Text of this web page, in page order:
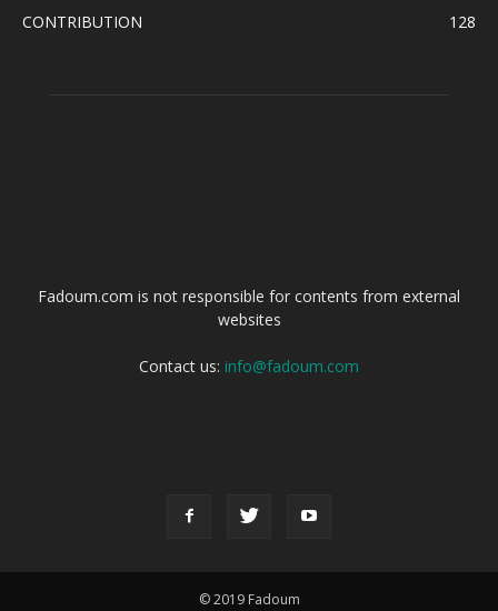
CONTRIBUTION
128
Fadoum.com is not responsible for contents from external
websites
Contact us: info@fadoum.com
© 2019 Fadoum